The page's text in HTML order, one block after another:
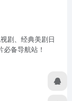
剧、经典美剧日
备导航站！